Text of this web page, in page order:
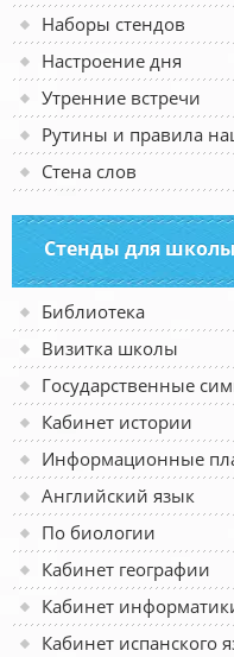
Наборы стендов
Настроение дня
Утренние встречи
Рутины и правила
Стена слов
Стенды для школы
Библиотека
Визитка школы
Государственные
Кабинет истории
Информационные
Английский язык
По биологии
Кабинет географии
Кабинет
Кабинет испанского